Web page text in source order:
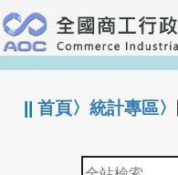
跳
到
主
要
:::
||首頁〉統計專區〉
全